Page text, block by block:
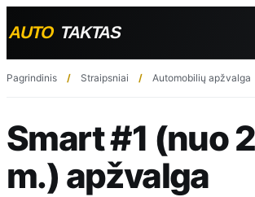
Pagrindinis Straipsniai Automobilių apžvalga
Smart #1 (nuo
m.) apžvalga